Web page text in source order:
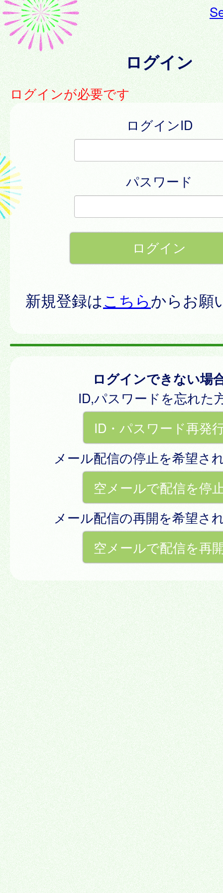
ログイン
ログインが必要です
ログインID
パスワード
新規登録はこちらからお願
ログインできない場
ID,パスワードを忘れた
ID・パスワード再発
メール配信の停止を希望さ
空メールで配信を停
メール配信の再開を希望さ
空メールで配信を再